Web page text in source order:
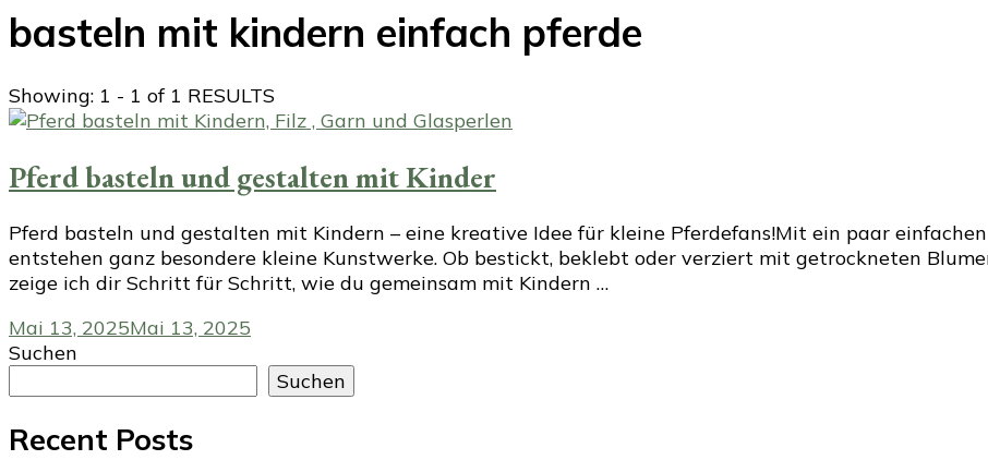
basteln mit kindern einfach pferde
Showing: 1 - 1 of 1 RESULTS
Pferd basteln und gestalten mit Kinder
Pferd basteln und gestalten mit Kindern – eine kreative Idee für kleine Pferdefans!Mit ein paar
entstehen ganz besondere kleine Kunstwerke. Ob bestickt, beklebt oder verziert mit getrockneten
zeige ich dir Schritt für Schritt, wie du gemeinsam mit Kindern …
Mai 13, 2025Mai 13, 2025
Suchen
Suchen
Recent Posts